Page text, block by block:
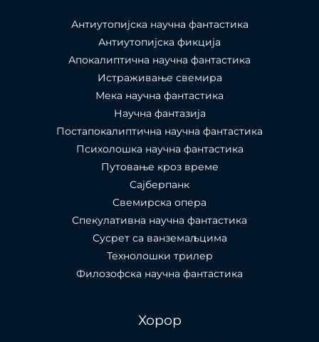
Антиутопијска научна фантастика
Антиутопијска фикција
Апокалиптична научна фантастика
Истраживање свемира
Мека научна фантастика
Научна фантазија
Постапокалиптична научна фантастика
Психолошка научна фантастика
Путовање кроз време
Сајберпанк
Свемирска опера
Спекулативна научна фантастика
Сусрет са ванземаљцима
Технолошки трилер
Филозофска научна фантастика
Хорор